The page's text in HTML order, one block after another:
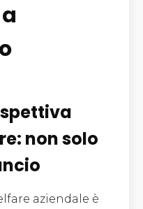
non solo
aziendale è